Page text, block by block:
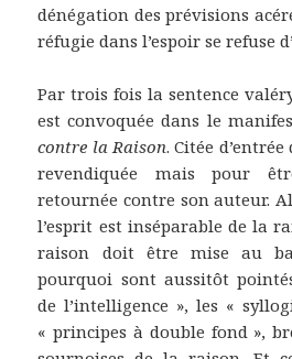
dénégation des prévisions
réfugie dans l’espoir se refuse
Par trois fois la sentence
est convoquée dans le
contre la Raison. Citée
revendiquée mais pour
retournée contre son auteur.
l’esprit est inséparable de la
raison doit être mise au
pourquoi sont aussitôt
de l’intelligence », les «
« principes à double fond »,